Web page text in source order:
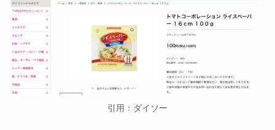
引用：ダイソー